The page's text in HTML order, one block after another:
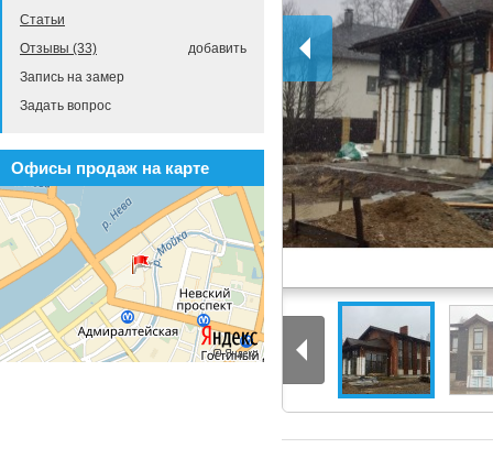
Статьи
добавить
Отзывы (33)
Запись на замер
Задать вопрос
Офисы продаж на карте